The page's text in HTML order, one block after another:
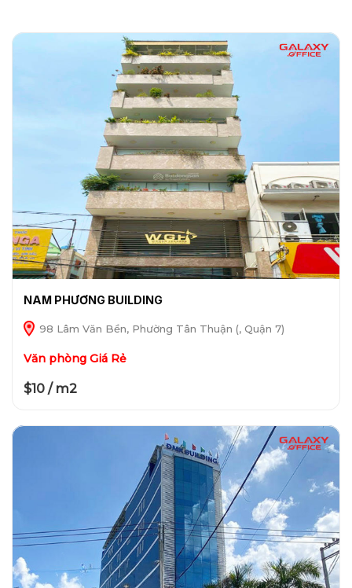
NAM PHƯƠNG BUILDING
98 Lâm Văn Bền, Phường Tân Thuận (, Quận 7)
Văn phòng Giá Rẻ
$10 / m2